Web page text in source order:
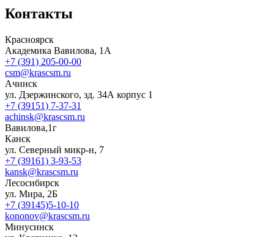
Контакты
Красноярск
Академика Вавилова, 1А
+7 (391) 205-00-00
csm@krascsm.ru
Ачинск
ул. Дзержинского, зд. 34А корпус 1
+7 (39151) 7-37-31
achinsk@krascsm.ru
Вавилова,1г
Канск
ул. Северный микр-н, 7
+7 (39161) 3-93-53
kansk@krascsm.ru
Лесосибирск
ул. Мира, 2Б
+7 (39145)5-10-10
kononov@krascsm.ru
Минусинск